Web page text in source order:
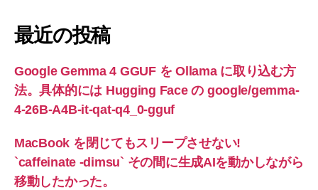
最近の投稿
Google Gemma 4 GGUF を Ollama に取り込む方
法。具体的には Hugging Face の google/gemma-
4-26B-A4B-it-qat-q4_0-gguf
MacBook を閉じてもスリープさせない!
`caffeinate -dimsu` その間に生成AIを動かしながら
移動したかった。